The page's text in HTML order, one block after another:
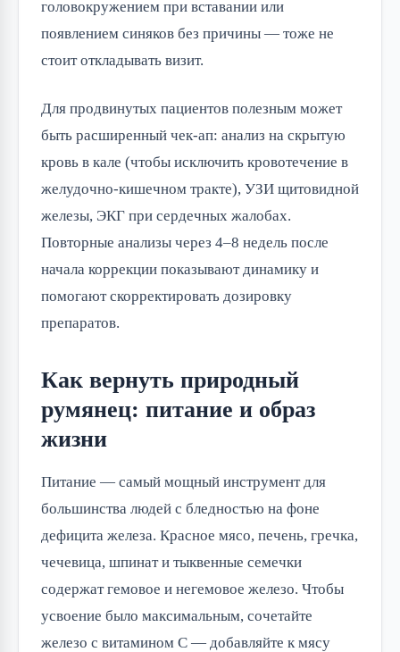
головокружением при вставании или
появлением синяков без причины — тоже не
стоит откладывать визит.
Для продвинутых пациентов полезным может
быть расширенный чек-ап: анализ на скрытую
кровь в кале (чтобы исключить кровотечение в
желудочно-кишечном тракте), УЗИ щитовидной
железы, ЭКГ при сердечных жалобах.
Повторные анализы через 4–8 недель после
начала коррекции показывают динамику и
помогают скорректировать дозировку
препаратов.
Как вернуть природный
румянец: питание и образ
жизни
Питание — самый мощный инструмент для
большинства людей с бледностью на фоне
дефицита железа. Красное мясо, печень, гречка,
чечевица, шпинат и тыквенные семечки
содержат гемовое и негемовое железо. Чтобы
усвоение было максимальным, сочетайте
железо с витамином C — добавляйте к мясу